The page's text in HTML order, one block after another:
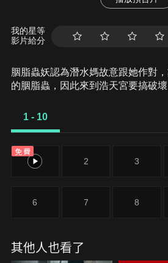
我的星等
影片給分
胭脂蟲妖認為潛水媽故意跟她作對
的胭脂蟲，因此來到浩天宮要搞破
臉上留下了一個胎記。多年後，在
跟文貴共結連理，結果卻因為一時疏
命令吩咐雷神卻下錯雨水量，導致
1 - 10
免費
1 2 3
6 7 8
其他人也看了